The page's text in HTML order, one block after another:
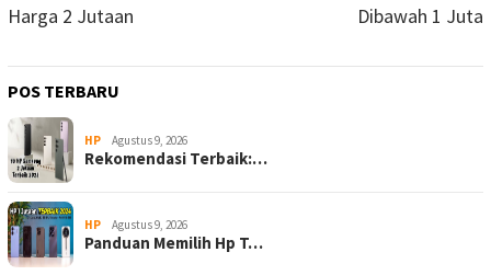
Harga 2 Jutaan
Dibawah 1 Juta
POS TERBARU
HP Agustus 9, 2026
Rekomendasi Terbaik:…
HP Agustus 9, 2026
Panduan Memilih Hp T…